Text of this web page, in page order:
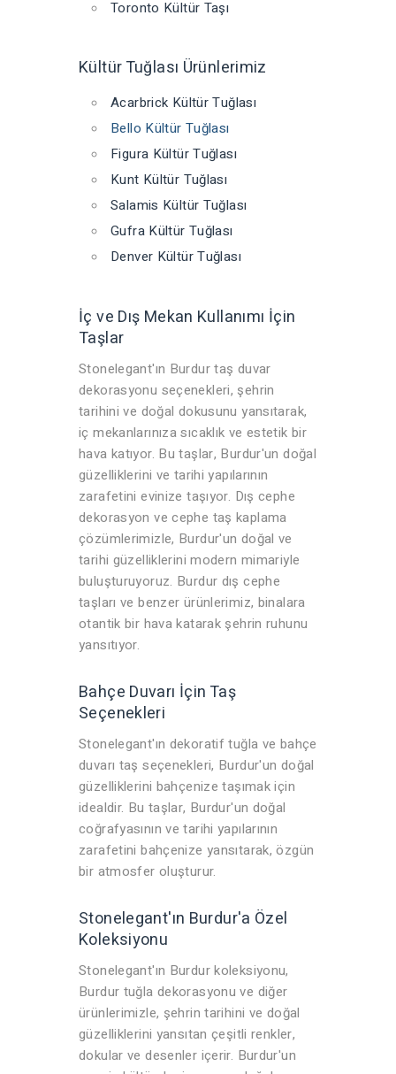
Toronto Kültür Taşı
Kültür Tuğlası Ürünlerimiz
Acarbrick Kültür Tuğlası
Bello Kültür Tuğlası
Figura Kültür Tuğlası
Kunt Kültür Tuğlası
Salamis Kültür Tuğlası
Gufra Kültür Tuğlası
Denver Kültür Tuğlası
İç ve Dış Mekan Kullanımı İçin
Taşlar
Stonelegant'ın Burdur taş duvar
dekorasyonu seçenekleri, şehrin
tarihini ve doğal dokusunu yansıtarak,
iç mekanlarınıza sıcaklık ve estetik bir
hava katıyor. Bu taşlar, Burdur'un doğal
güzelliklerini ve tarihi yapılarının
zarafetini evinize taşıyor. Dış cephe
dekorasyon ve cephe taş kaplama
çözümlerimizle, Burdur'un doğal ve
tarihi güzelliklerini modern mimariyle
buluşturuyoruz. Burdur dış cephe
taşları ve benzer ürünlerimiz, binalara
otantik bir hava katarak şehrin ruhunu
yansıtıyor.
Bahçe Duvarı İçin Taş
Seçenekleri
Stonelegant'ın dekoratif tuğla ve bahçe
duvarı taş seçenekleri, Burdur'un doğal
güzelliklerini bahçenize taşımak için
idealdir. Bu taşlar, Burdur'un doğal
coğrafyasının ve tarihi yapılarının
zarafetini bahçenize yansıtarak, özgün
bir atmosfer oluşturur.
Stonelegant'ın Burdur'a Özel
Koleksiyonu
Stonelegant'ın Burdur koleksiyonu,
Burdur tuğla dekorasyonu ve diğer
ürünlerimizle, şehrin tarihini ve doğal
güzelliklerini yansıtan çeşitli renkler,
dokular ve desenler içerir. Burdur'un